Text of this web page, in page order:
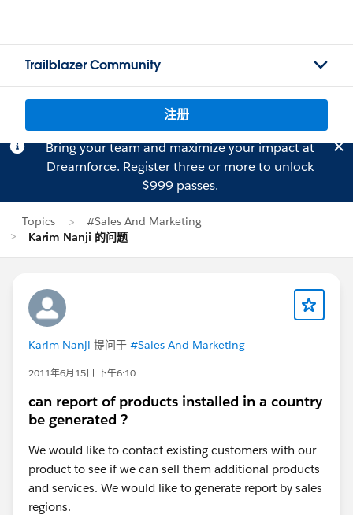
Trailblazer Community
注册
Bring your team and maximize your impact at
Dreamforce. Registerthree or more to unlock
$999 passes.
Topics
#Sales And Marketing
Karim Nanji 的问题
Karim Nanji 提问于 #Sales And Marketing
2011年6月15日 下午6:10
can report of products installed in a country
be generated ?
We would like to contact existing customers with our
product to see if we can sell them additional products
and services. We would like to generate report by sales
regions.